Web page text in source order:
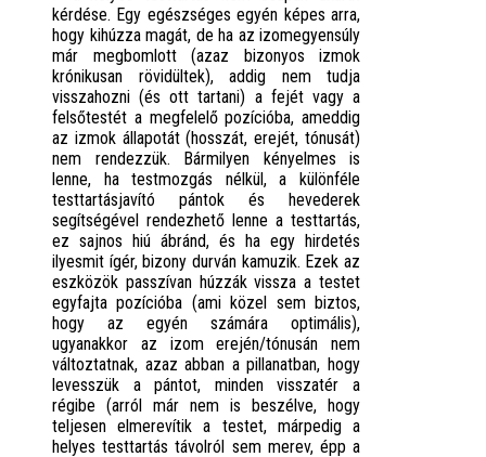
kérdése. Egy egészséges egyén képes arra,
hogy kihúzza magát, de ha az izomegyensúly
már megbomlott (azaz bizonyos izmok
krónikusan rövidültek), addig nem tudja
visszahozni (és ott tartani) a fejét vagy a
felsőtestét a megfelelő pozícióba, ameddig
az izmok állapotát (hosszát, erejét, tónusát)
nem rendezzük. Bármilyen kényelmes is
lenne, ha testmozgás nélkül, a különféle
testtartásjavító pántok és hevederek
segítségével rendezhető lenne a testtartás,
ez sajnos hiú ábránd, és ha egy hirdetés
ilyesmit ígér, bizony durván kamuzik. Ezek az
eszközök passzívan húzzák vissza a testet
egyfajta pozícióba (ami közel sem biztos,
hogy az egyén számára optimális),
ugyanakkor az izom erején/tónusán nem
változtatnak, azaz abban a pillanatban, hogy
levesszük a pántot, minden visszatér a
régibe (arról már nem is beszélve, hogy
teljesen elmerevítik a testet, márpedig a
helyes testtartás távolról sem merev, épp a